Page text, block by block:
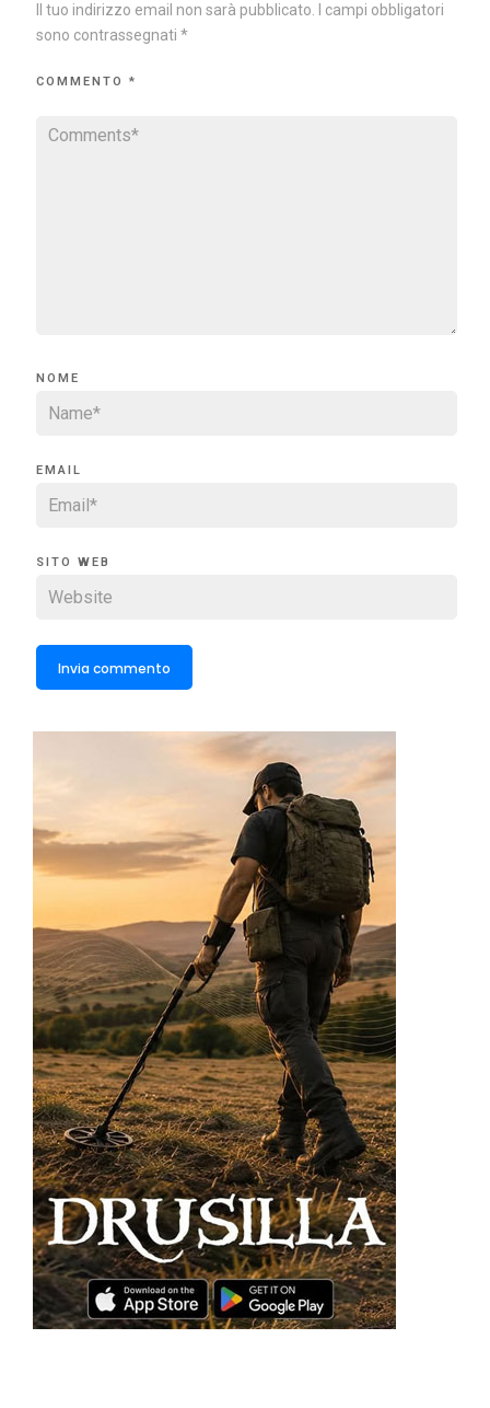
Il tuo indirizzo email non sarà pubblicato.
I campi obbligatori
sono contrassegnati *
COMMENTO *
NOME
EMAIL
SITO WEB